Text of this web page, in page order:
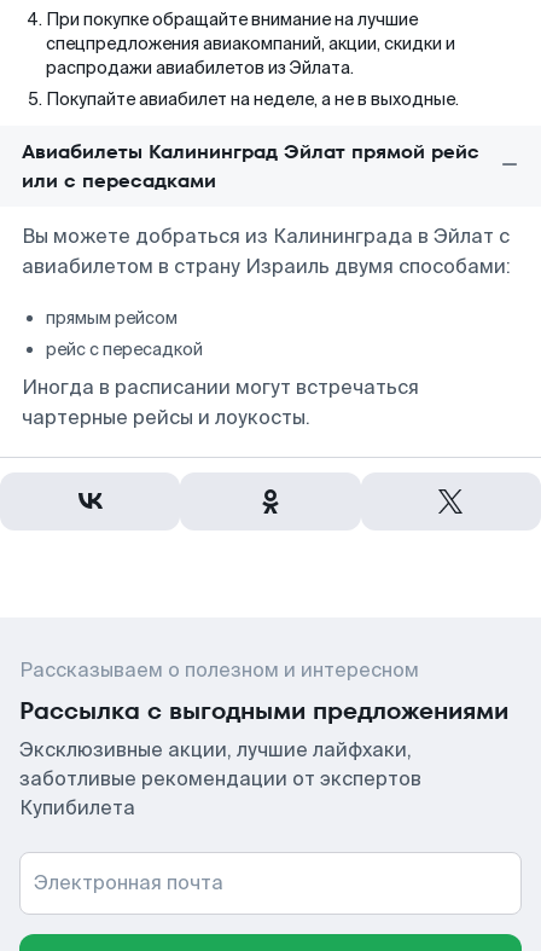
При покупке обращайте внимание на лучшие
спецпредложения авиакомпаний, акции, скидки и
распродажи авиабилетов из Эйлата.
Покупайте авиабилет на неделе, а не в выходные.
Авиабилеты Калининград Эйлат прямой рейс
или с пересадками
Вы можете добраться из Калининграда в Эйлат с
авиабилетом в страну Израиль двумя способами:
прямым рейсом
рейс с пересадкой
Иногда в расписании могут встречаться
чартерные рейсы и лоукосты.
Рассказываем о полезном и интересном
Рассылка с выгодными предложениями
Эксклюзивные акции, лучшие лайфхаки,
заботливые рекомендации от экспертов
Купибилета
Электронная почта